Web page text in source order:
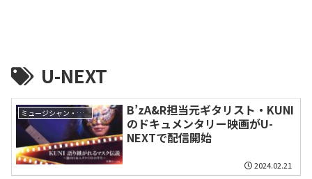
U-NEXT
ミュージシャン・関係者
B’zA&R担当元ギタリスト・KUNI
のドキュメンタリー映画がU-
NEXTで配信開始
2024.02.21